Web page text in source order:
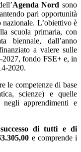
Agenda Nord sono
pari opportunità
L’obiettivo è
scuola primaria, con
biennale, dall’anno
a valere sulle
2027, fondo FSE+ e, in
2020.
le competenze di base
scienze) e quelle
apprendimenti e
di tutti e di
e comprende i